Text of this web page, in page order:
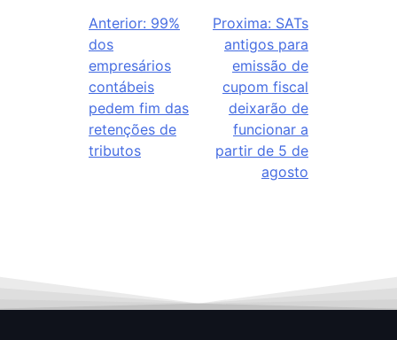
Anterior: 99%
dos
empresários
contábeis
pedem fim das
retenções de
tributos
Proxima: SATs
antigos para
emissão de
cupom fiscal
deixarão de
funcionar a
partir de 5 de
agosto